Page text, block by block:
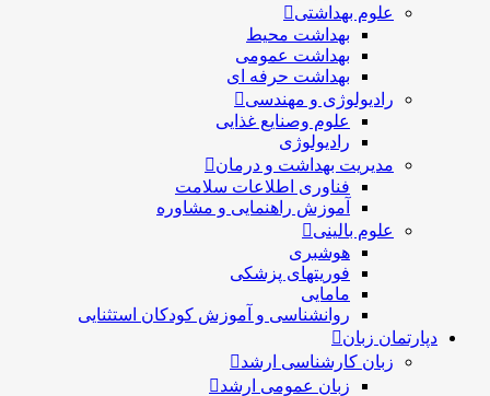
علوم بهداشتی
بهداشت محیط
بهداشت عمومی
بهداشت حرفه ای
رادیولوژی و مهندسی
علوم وصنایع غذایی
رادیولوژی
مدیریت بهداشت و درمان
فناوری اطلاعات سلامت
آموزش راهنمایی و مشاوره
علوم بالینی
هوشبری
فوریتهای پزشکی
مامایی
روانشناسی و آموزش کودکان استثنایی
دپارتمان زبان
زبان کارشناسی ارشد
زبان عمومی ارشد